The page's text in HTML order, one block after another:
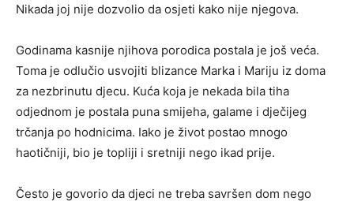
Nikada joj nije dozvolio da osjeti kako nije njegova.
Godinama kasnije njihova porodica postala je još veća.
Toma je odlučio usvojiti blizance Marka i Mariju iz doma
za nezbrinutu djecu. Kuća koja je nekada bila tiha
odjednom je postala puna smijeha, galame i dječijeg
trčanja po hodnicima. Iako je život postao mnogo
haotičniji, bio je topliji i sretniji nego ikad prije.
Često je govorio da djeci ne treba savršen dom nego